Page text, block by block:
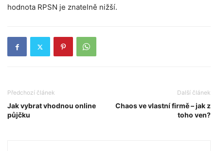
hodnota RPSN je znatelně nižší.
Předchozí článek
Jak vybrat vhodnou online
půjčku
Další článek
Chaos ve vlastní firmě – jak z
toho ven?